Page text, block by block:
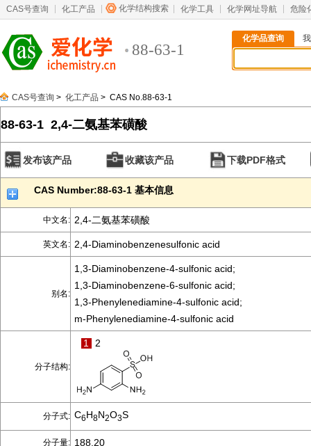
CAS号查询 化工产品 化学结构搜索 化学工具 化学网址导航 危险
88-63-1
化学品查询
CAS号查询 > 化工产品 > CAS No.88-63-1
88-63-1 2,4-二氨基苯磺酸
发布该产品 收藏该产品 下载PDF格式
CAS Number:88-63-1 基本信息
中文名: 2,4-二氨基苯磺酸
英文名: 2,4-Diaminobenzenesulfonic acid
别名:
1,3-Diaminobenzene-4-sulfonic acid;
1,3-Diaminobenzene-6-sulfonic acid;
1,3-Phenylenediamine-4-sulfonic acid;
m-Phenylenediamine-4-sulfonic acid
分子结构:
1 2
分子式: C6H8N2O3S
分子量: 188.20